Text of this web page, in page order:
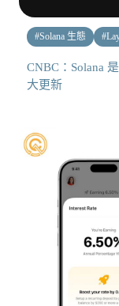
#Solana 生態 #
CNBC：Solana
大更新